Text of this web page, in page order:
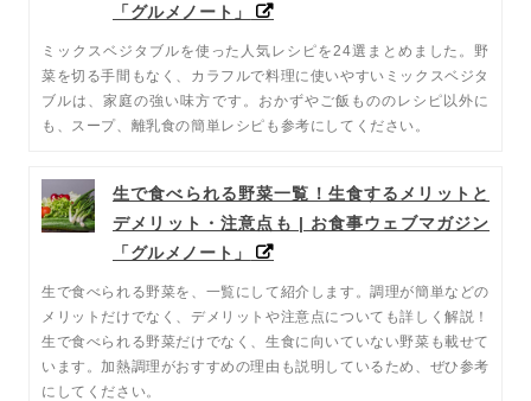
「グルメノート」
ミックスベジタブルを使った人気レシピを24選まとめました。野
菜を切る手間もなく、カラフルで料理に使いやすいミックスベジタ
ブルは、家庭の強い味方です。おかずやご飯もののレシピ以外に
も、スープ、離乳食の簡単レシピも参考にしてください。
生で食べられる野菜一覧！生食するメリットと
デメリット・注意点も | お食事ウェブマガジン
「グルメノート」
生で食べられる野菜を、一覧にして紹介します。調理が簡単などの
メリットだけでなく、デメリットや注意点についても詳しく解説！
生で食べられる野菜だけでなく、生食に向いていない野菜も載せて
います。加熱調理がおすすめの理由も説明しているため、ぜひ参考
にしてください。